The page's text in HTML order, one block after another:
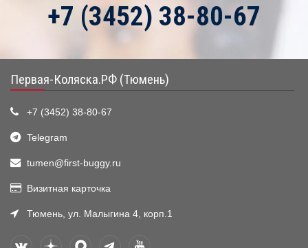
+7 (3452) 38-80-67
Первая-Коляска.РФ (Тюмень)
+7 (3452) 38-80-67
Telegram
tumen@first-buggy.ru
Визитная карточка
Тюмень, ул. Малыгина 4, корп.1